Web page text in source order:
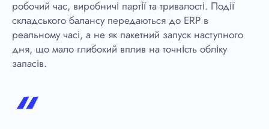
робочий час, виробничі партії та тривалості. Події
складського балансу передаються до ERP в
реальному часі, а не як пакетний запуск наступного
дня, що мало глибокий вплив на точність обліку
запасів.